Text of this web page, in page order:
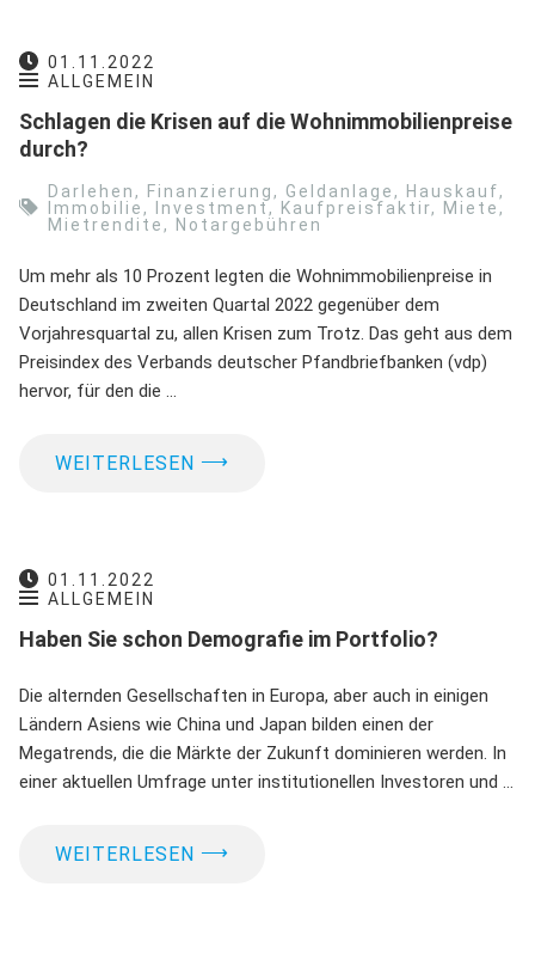
01.11.2022
ALLGEMEIN
Schlagen die Krisen auf die Wohnimmobilienpreise
durch?
Darlehen , Finanzierung , Geldanlage , Hauskauf,
Immobilie , Investment, Kaufpreisfaktir, Miete ,
Mietrendite , Notargebühren
Um mehr als 10 Prozent legten die Wohnimmobilienpreise in
Deutschland im zweiten Quartal 2022 gegenüber dem
Vorjahresquartal zu, allen Krisen zum Trotz. Das geht aus dem
Preisindex des Verbands deutscher Pfandbriefbanken (vdp)
hervor, für den die …
WEITERLESEN ⟶
01.11.2022
ALLGEMEIN
Haben Sie schon Demografie im Portfolio?
Die alternden Gesellschaften in Europa, aber auch in einigen
Ländern Asiens wie China und Japan bilden einen der
Megatrends, die die Märkte der Zukunft dominieren werden. In
einer aktuellen Umfrage unter institutionellen Investoren und …
WEITERLESEN ⟶